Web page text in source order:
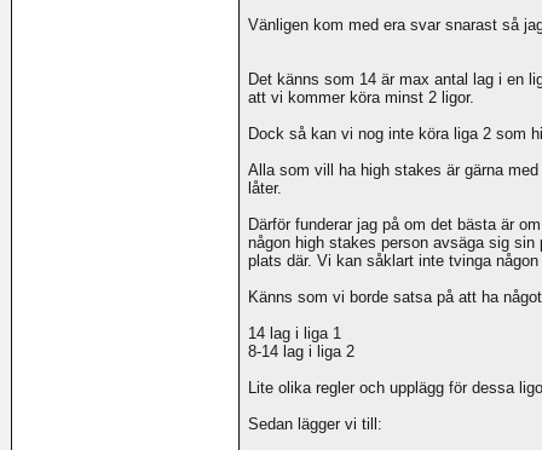
Vänligen kom med era svar snarast så
Det känns som 14 är max antal lag i en
att vi kommer köra minst 2 ligor.
Dock så kan vi nog inte köra liga 2 som
Alla som vill ha high stakes är gärna
låter.
Därför funderar jag på om det bästa är
någon high stakes person avsäga sig
plats där. Vi kan såklart inte tvinga
Känns som vi borde satsa på att ha
14 lag i liga 1
8-14 lag i liga 2
Lite olika regler och upplägg för dessa
Sedan lägger vi till: